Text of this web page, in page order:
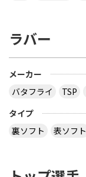
ラバー
メーカー
バタフライ
TSP
タイプ
裏ソフト
表ソフト